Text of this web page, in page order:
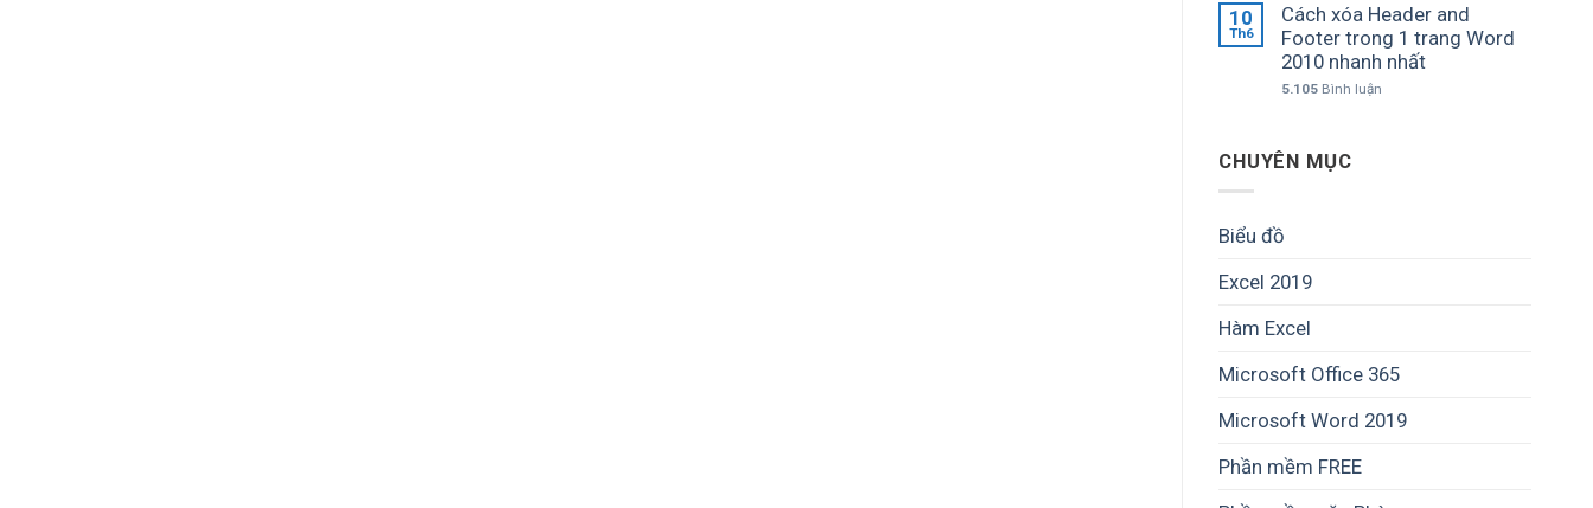
10
Th6
Cách xóa Header and
Footer trong 1 trang Word
2010 nhanh nhất
5.105 Bình luận
CHUYÊN MỤC
Biểu đồ
Excel 2019
Hàm Excel
Microsoft Office 365
Microsoft Word 2019
Phần mềm FREE